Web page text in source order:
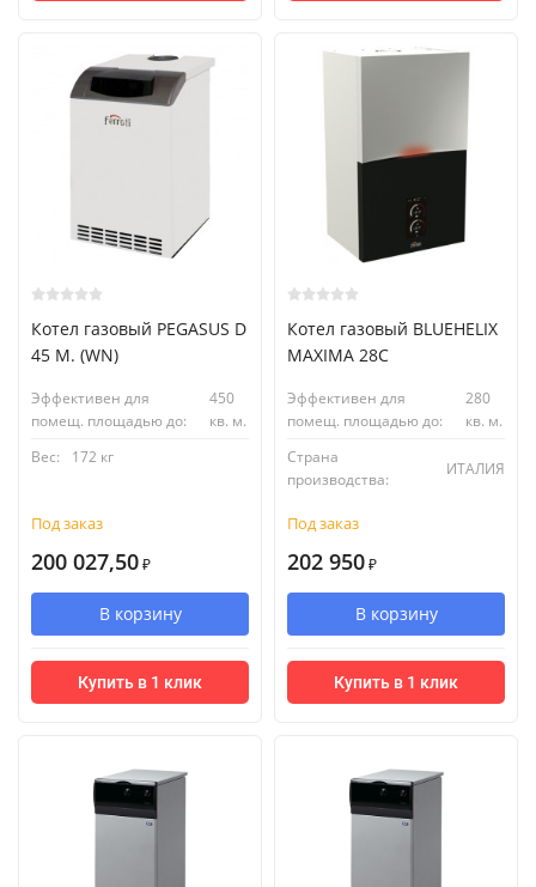
Котел газовый PEGASUS D
45 M. (WN)
Эффективен для
помещ. площадью до:
450
кв. м.
Вес:
172 кг
Под заказ
200 027,50 ₽
В корзину
Купить в 1 клик
Котел газовый BLUEHELIX
MAXIMA 28С
Эффективен для
помещ. площадью до:
280
кв. м.
Страна
производства:
ИТАЛИЯ
Под заказ
202 950 ₽
В корзину
Купить в 1 клик